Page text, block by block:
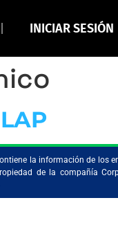
INICIAR SESIÓN
la información de los
de la compañía